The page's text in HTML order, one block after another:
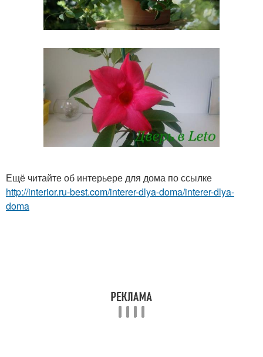
Ещё читайте об интерьере для дома по ссылке
http://interior.ru-best.com/interer-dlya-doma/interer-dlya-
doma